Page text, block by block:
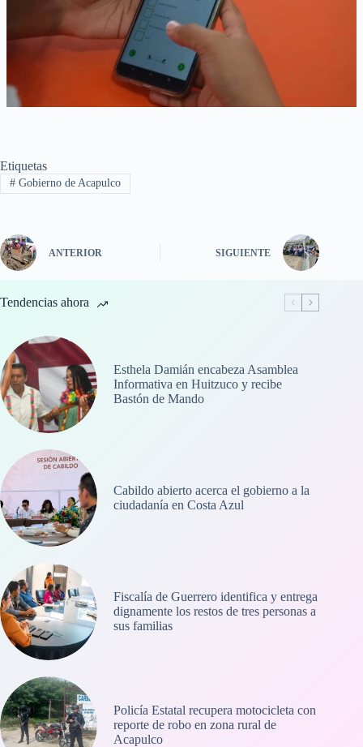
Etiquetas
#Gobierno de Acapulco
ANTERIOR SIGUIENTE
Tendencias ahora
Esthela Damián encabeza Asamblea
Informativa en Huitzuco y recibe
Bastón de Mando
Cabildo abierto acerca el gobierno a la
ciudadanía en Costa Azul
Fiscalía de Guerrero identifica y entrega
dignamente los restos de tres personas a
sus familias
Policía Estatal recupera motocicleta con
reporte de robo en zona rural de
Acapulco